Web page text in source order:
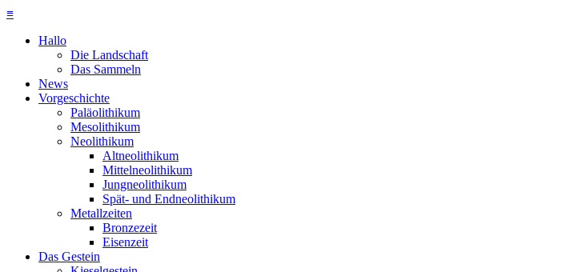
≡
Hallo
Die Landschaft
Das Sammeln
News
Vorgeschichte
Paläolithikum
Mesolithikum
Neolithikum
Altneolithikum
Mittelneolithikum
Jungneolithikum
Spät- und Endneolithikum
Metallzeiten
Bronzezeit
Eisenzeit
Das Gestein